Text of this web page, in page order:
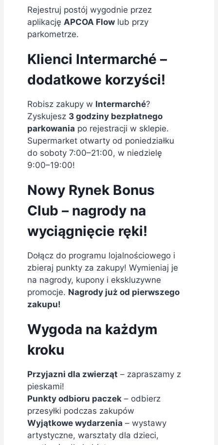
Rejestruj postój wygodnie przez
aplikację APCOA Flow lub przy
parkometrze.
Klienci Intermarché –
dodatkowe korzyści!
Robisz zakupy w Intermarché?
Zyskujesz 3 godziny bezpłatnego
parkowania po rejestracji w sklepie.
Supermarket otwarty od poniedziałku
do soboty 7:00–21:00, w niedzielę
9:00–19:00!
Nowy Rynek Bonus
Club – nagrody na
wyciągnięcie ręki!
Dołącz do programu lojalnościowego i
zbieraj punkty za zakupy! Wymieniaj je
na nagrody, kupony i ekskluzywne
promocje. Nagrody już od pierwszego
zakupu!
Wygoda na każdym
kroku
Przyjazni dla zwierząt – zapraszamy z
pieskami!
Punkty odbioru paczek – odbierz
przesyłki podczas zakupów
Wyjątkowe wydarzenia – wystawy
artystyczne, warsztaty dla dzieci,